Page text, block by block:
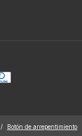
/ Botón de arrepentimiento